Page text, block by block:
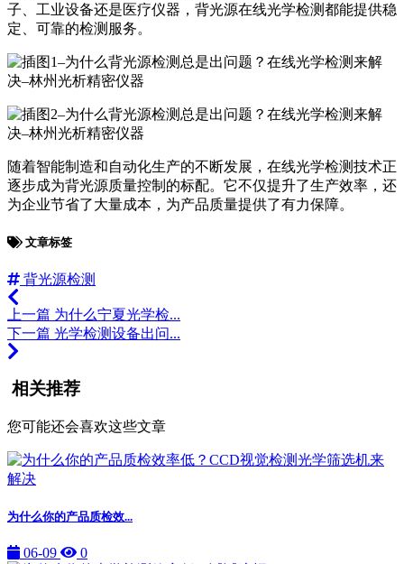
子、工业设备还是医疗仪器，背光源在线光学检测都能提供稳
定、可靠的检测服务。
随着智能制造和自动化生产的不断发展，在线光学检测技术正
逐步成为背光源质量控制的标配。它不仅提升了生产效率，还
为企业节省了大量成本，为产品质量提供了有力保障。
文章标签
背光源检测
上一篇 为什么宁夏光学检...
下一篇 光学检测设备出问...
相关推荐
您可能还会喜欢这些文章
为什么你的产品质检效...
06-09 0